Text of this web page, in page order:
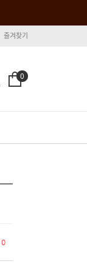
즐겨찾기
0
0